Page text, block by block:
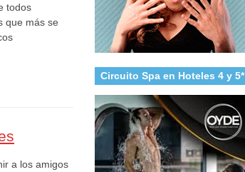
todos
que más se
a los amigos
Circuito Spa en Hoteles 4 y 5*